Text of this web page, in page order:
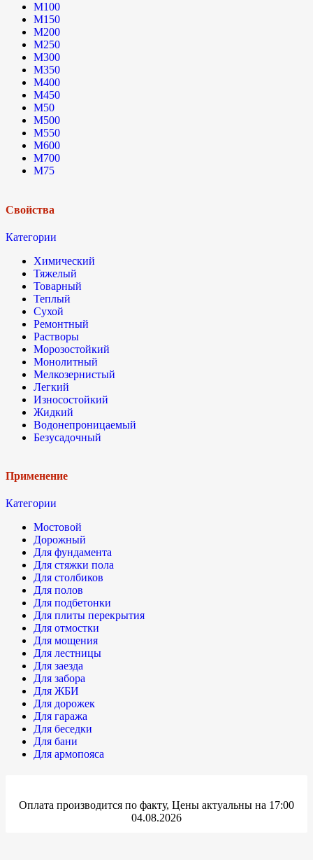
М100
М150
М200
М250
М300
М350
М400
М450
М50
М500
М550
М600
М700
М75
Свойства
Категории
Химический
Тяжелый
Товарный
Теплый
Сухой
Ремонтный
Растворы
Морозостойкий
Монолитный
Мелкозернистый
Легкий
Износостойкий
Жидкий
Водонепроницаемый
Безусадочный
Применение
Категории
Мостовой
Дорожный
Для фундамента
Для стяжки пола
Для столбиков
Для полов
Для подбетонки
Для плиты перекрытия
Для отмостки
Для мощения
Для лестницы
Для заезда
Для забора
Для ЖБИ
Для дорожек
Для гаража
Для беседки
Для бани
Для армопояса
Оплата производится по факту, Цены актуальны на 17:00
04.08.2026